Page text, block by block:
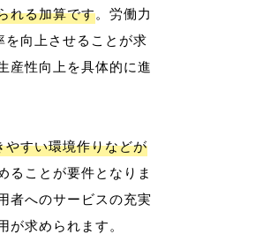
れる加算です。労働力
向上させることが求
産性向上を具体的に進
やすい環境作りなどが
ることが要件となりま
者へのサービスの充実